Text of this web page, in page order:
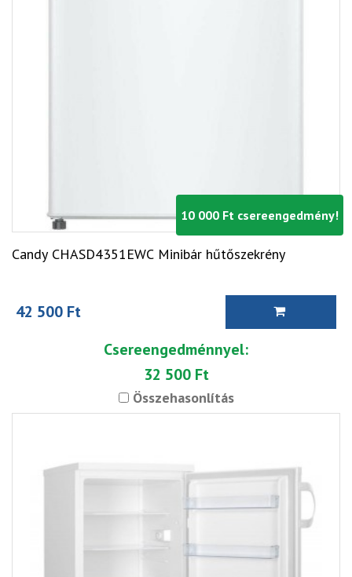
10 000 Ft csereengedmény!
Candy CHASD4351EWC Minibár hűtőszekrény
42 500 Ft
Csereengedménnyel:
32 500 Ft
Összehasonlítás